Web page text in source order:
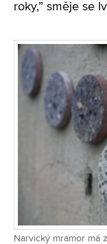
roky,” směje se
Narvický mramor má